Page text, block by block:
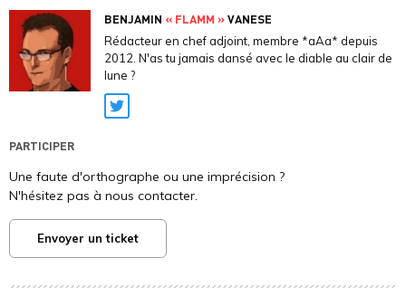
BENJAMIN « FLAMM »VANESE
Rédacteur en chef adjoint, membre *aAa* depuis
2012. N'as tu jamais dansé avec le diable au clair de
lune ?
Twitter
PARTICIPER
Une faute d'orthographe ou une imprécision ?
N'hésitez pas à nous contacter.
Envoyer un ticket